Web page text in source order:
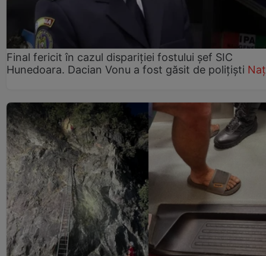
Final fericit în cazul dispariției fostului șef SIC
Hunedoara. Dacian Vonu a fost găsit de polițiști